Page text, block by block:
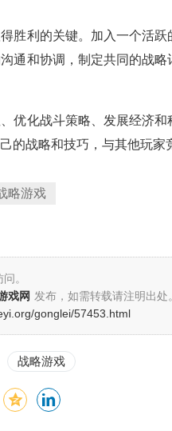
胜利的关键。加入一个活
通和协调，制定共同的战
优化战斗策略、发展经济
的战略和技巧，与其他玩家
略游戏
。
戏网 发布，如需转载请注明出处。
gonglei/57453.html
战略游戏